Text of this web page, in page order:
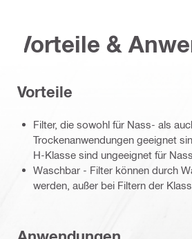
Vorteile &
Vorteile
Filter, die sowohl für Nass- als
Trockenanwendungen geeignet
H-Klasse sind ungeeignet für
Waschbar - Filter können durch
werden, außer bei Filtern der